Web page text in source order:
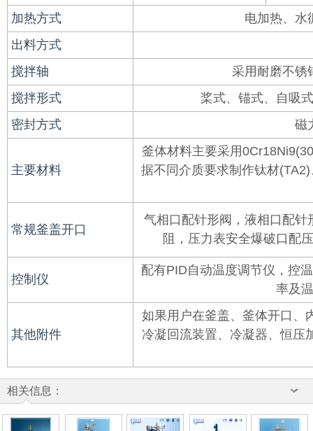
加热方式
电加热、水
出料方式
搅拌轴
采用耐磨不锈
搅拌形式
桨式、锚式、自吸
密封方式
磁
主要材料
釜体材料主要采用
据不同介质要求制作钛材
常规釜盖开口
气相口配针形阀，液相口配
阻，压力表安全爆破口配
控制仪
配有PID自动温度调节仪，控
率及
其他附件
如果用户在釜盖、釜体开口、
冷凝回流装置、冷凝器、恒压
相关信息：